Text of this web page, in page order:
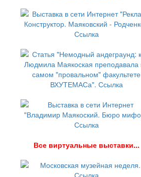
Все виртуальные выставки...